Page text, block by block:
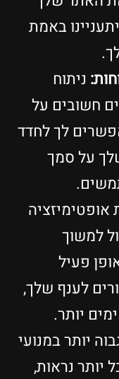
באמת
ניתוח
חשובים על
לך לחדד
על סמך
למשוך
פעיל
לענף שלך,
יותר.
יותר במנועי
יותר נראות,